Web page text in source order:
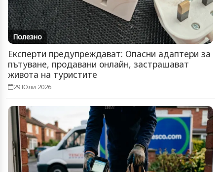
Полезно
Експерти предупреждават: Опасни адаптери за
пътуване, продавани онлайн, застрашават
живота на туристите
29 Юли 2026